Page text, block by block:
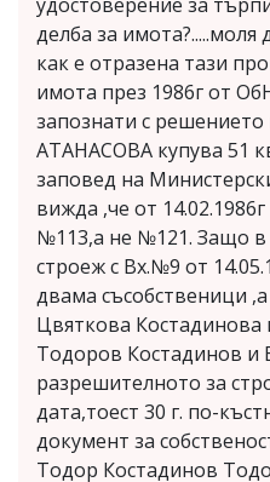
делба за
как е отразена тази
имота през 1986г от
запознати с решението
АТАНАСОВА купува 51
заповед на
вижда ,че от
№113,а не №121. Защо в
строеж с Вх.№9 от
двама съсобственици
Цвяткова Костадинова
Тодоров Костадинов
разрешителното за
дата,тоест 30 г. по-
документ за
Тодор Костадинов